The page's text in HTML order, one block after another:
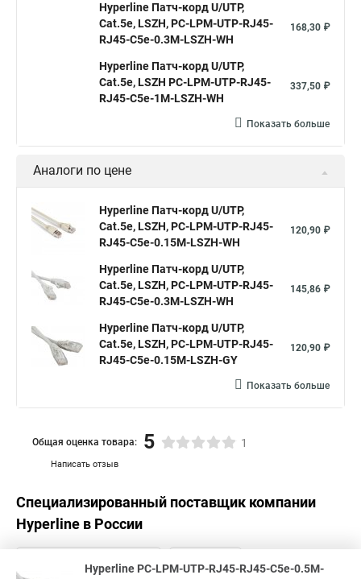
Hyperline Патч-корд U/UTP,
Cat.5е, LSZH, PC-LPM-UTP-RJ45-
RJ45-C5e-0.3M-LSZH-WH
168,30 ₽
Hyperline Патч-корд U/UTP,
Cat.5е, LSZH PC-LPM-UTP-RJ45-
RJ45-C5e-1M-LSZH-WH
337,50 ₽
Показать больше
Аналоги по цене
Hyperline Патч-корд U/UTP,
Cat.5е, LSZH, PC-LPM-UTP-RJ45-
RJ45-C5e-0.15M-LSZH-WH
120,90 ₽
Hyperline Патч-корд U/UTP,
Cat.5е, LSZH, PC-LPM-UTP-RJ45-
RJ45-C5e-0.3M-LSZH-WH
145,86 ₽
Hyperline Патч-корд U/UTP,
Cat.5е, LSZH, PC-LPM-UTP-RJ45-
RJ45-C5e-0.15M-LSZH-GY
120,90 ₽
Показать больше
Написать отзыв
Общая оценка товара: 5 1
Специализированный поставщик компании
Hyperline в России
Hyperline PC-LPM-UTP-RJ45-RJ45-C5e-0.5M-